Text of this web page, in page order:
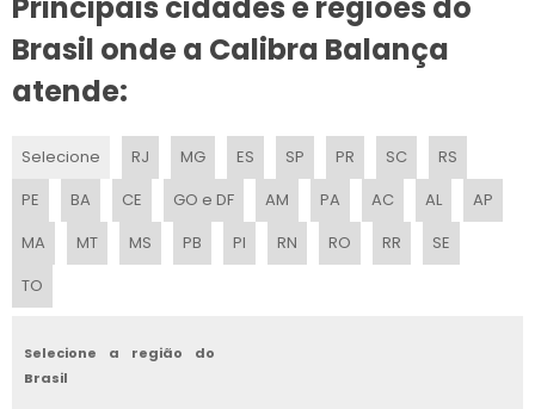
CÉLULA DE CARGA BALANÇA
AFERIÇÃO DE BALANÇA RODOVIÁRIA
SERVIÇO DE CALIBRAÇÃO DE BALANÇA
ASSISTÊNCIA TÉCNICA SPEEDO
CALIBRAÇÃO DE BALANÇA ANALÍTICA
MANUTENÇÃO DE BALANÇA DIGITAL
MANUTENÇÃO DE BALANÇA DE PRECISÃO
Brasil onde a Calibra Balança
atende:
Selecione RJ MG ES SP PR SC
RS
PE
BA CE GO e DF AM PA AC AL
AP
MA
MT MS PB PI RN RO RR
SE
TO
Selecione a região do
Brasil